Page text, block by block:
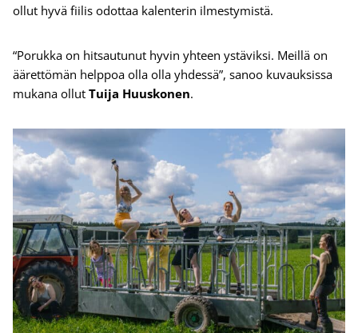
ollut hyvä fiilis odottaa kalenterin ilmestymistä.
“Porukka on hitsautunut hyvin yhteen ystäviksi. Meillä on
äärettömän helppoa olla olla yhdessä”, sanoo kuvauksissa
mukana ollut Tuija Huuskonen.